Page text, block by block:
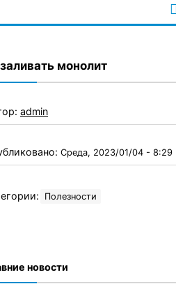
монолит
admin
Среда, 2023/01/04 - 8:29
Полезности
новости